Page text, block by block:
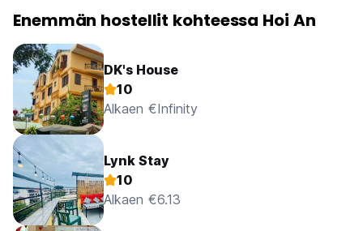
Enemmän hostellit kohteessa Hoi An
DK's House
10
Alkaen €Infinity
Lynk Stay
10
Alkaen €6.13